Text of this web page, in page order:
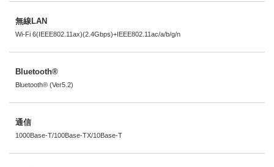
無線LAN
Wi-Fi 6(IEEE802.11ax)(2.4Gbps)+IEEE802.11ac/a/b/g/n
Bluetooth®
Bluetooth® (Ver5.2)
通信
1000Base-T/100Base-TX/10Base-T